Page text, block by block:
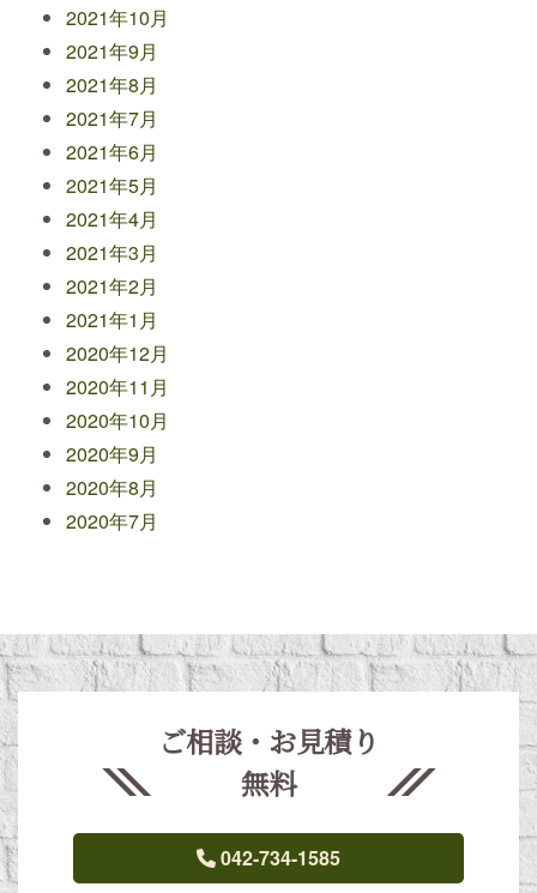
2021年10月
2021年9月
2021年8月
2021年7月
2021年6月
2021年5月
2021年4月
2021年3月
2021年2月
2021年1月
2020年12月
2020年11月
2020年10月
2020年9月
2020年8月
2020年7月
ご相談・お見積り
無料
042-734-1585